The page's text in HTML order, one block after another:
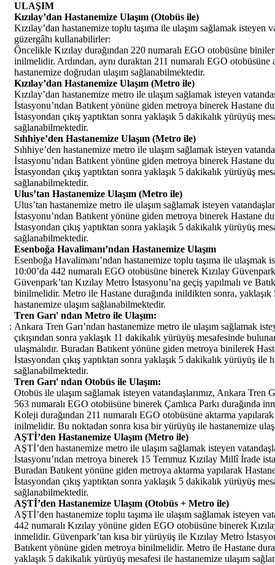
:
ULAŞIM
Kızılay’dan Hastanemize Ulaşım (Otobüs ile)
Kızılay’dan hastanemize toplu taşıma ile ulaşım sağlamak isteyen
güzergâhı kullanabilirler:
Öncelikle Kızılay durağından 220 numaralı EGO otobüsüne
inilmelidir. Ardından, aynı duraktan 211 numaralı EGO otobüsüne
hastanemize doğrudan ulaşım sağlanabilmektedir.
Kızılay’dan Hastanemize Ulaşım (Metro ile)
Kızılay’dan hastanemize metro ile ulaşım sağlamak isteyen
İstasyonu’ndan Batıkent yönüne giden metroya binerek Hastane
İstasyondan çıkış yaptıktan sonra yaklaşık 5 dakikalık yürüyüş
sağlanabilmektedir.
Sıhhiye’den Hastanemize Ulaşım (Metro ile)
Sıhhiye’den hastanemize metro ile ulaşım sağlamak isteyen
İstasyonu’ndan Batıkent yönüne giden metroya binerek Hastane
İstasyondan çıkış yaptıktan sonra yaklaşık 5 dakikalık yürüyüş
sağlanabilmektedir.
Ulus’tan Hastanemize Ulaşım (Metro ile)
Ulus’tan hastanemize metro ile ulaşım sağlamak isteyen
İstasyonu’ndan Batıkent yönüne giden metroya binerek Hastane
İstasyondan çıkış yaptıktan sonra yaklaşık 5 dakikalık yürüyüş
sağlanabilmektedir.
Esenboğa Havalimanı’ndan Hastanemize Ulaşım
Esenboğa Havalimanı’ndan hastanemize toplu taşıma ile ulaşmak
10:00’da 442 numaralı EGO otobüsüne binerek Kızılay
Güvenpark’tan Kızılay Metro İstasyonu’na geçiş yapılmalı ve
binilmelidir. Metro ile Hastane durağında inildikten sonra,
hastanemize ulaşım sağlanabilmektedir.
Tren Garı' ndan Metro ile Ulaşım:
Ankara Tren Garı’ndan hastanemize metro ile ulaşım sağlamak
çıkışından sonra yaklaşık 11 dakikalık yürüyüş mesafesinde
ulaşmalıdır. Buradan Batıkent yönüne giden metroya binilerek
İstasyondan çıkış yaptıktan sonra yaklaşık 5 dakikalık yürüyüş ile
sağlanabilmektedir.
Tren Garı' ndan Otobüs ile Ulaşım:
Otobüs ile ulaşım sağlamak isteyen vatandaşlarımız, Ankara Tren
563 numaralı EGO otobüsüne binerek Çamlıca Parkı durağında
Koleji durağından 211 numaralı EGO otobüsüne aktarma
inilmelidir. Bu noktadan sonra kısa bir yürüyüş ile hastanemize
AŞTİ’den Hastanemize Ulaşım (Metro ile)
AŞTİ’den hastanemize metro ile ulaşım sağlamak isteyen
İstasyonu’ndan metroya binerek 15 Temmuz Kızılay Millî İrade
Buradan Batıkent yönüne giden metroya aktarma yapılarak
İstasyondan çıkış yaptıktan sonra yaklaşık 5 dakikalık yürüyüş
sağlanabilmektedir.
AŞTİ’den Hastanemize Ulaşım (Otobüs + Metro ile)
AŞTİ’den hastanemize toplu taşıma ile ulaşım sağlamak isteyen
442 numaralı Kızılay yönüne giden EGO otobüsüne binerek
inmelidir. Güvenpark’tan kısa bir yürüyüş ile Kızılay Metro
Batıkent yönüne giden metroya binilmelidir. Metro ile Hastane
yaklaşık 5 dakikalık yürüyüş mesafesi ile hastanemize ulaşım